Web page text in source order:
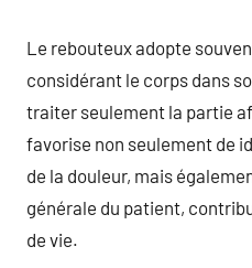
Le rebouteux adopte
considérant le corps dans
traiter seulement la partie
favorise non seulement de
de la douleur, mais
générale du patient,
de vie.